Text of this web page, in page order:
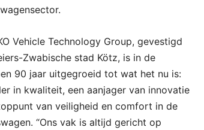
Vehicle Technology Group, gevestigd
Zwabische stad Kötz, is in de
90 jaar uitgegroeid tot wat het nu is:
in kwaliteit, een aanjager van innovatie
van veiligheid en comfort in de
“Ons vak is altijd gericht op